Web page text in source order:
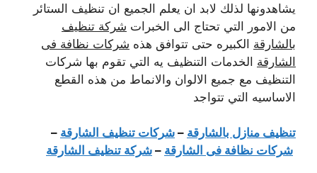
يشاهدونها لذلك لابد ان يعلم الجميع ان تنظيف الستائر
من الامور التي تحتاج الى الخبرات شركة تنظيف
بالشارقة الكبيره حتى تتوافق هذه شركات نظافة فى
الشارقة الخدمات التنظيف يه التي تقوم بها شركات
التنظيف مع جميع الالوان والانماط من هذه القطع
الاساسيه التي تتواجد
تنظيف منازل بالشارقة – شركات تنظيف الشارقة –
شركات نظافة فى الشارقة – شركة تنظيف الشارقة